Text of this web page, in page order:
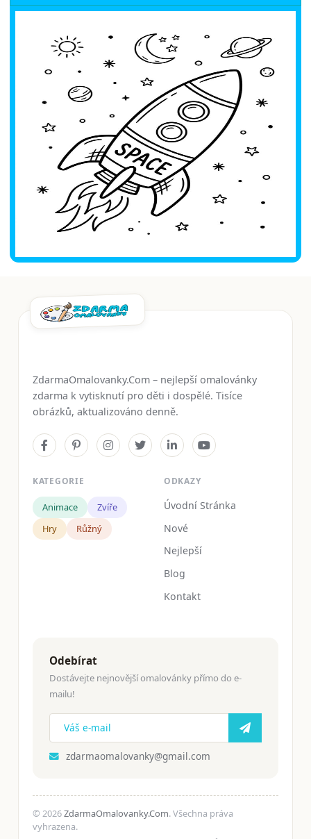
ZdarmaOmalovanky.Com – nejlepší omalovánky
zdarma k vytisknutí pro děti i dospělé. Tisíce
obrázků, aktualizováno denně.
KATEGORIE
Animace
Zvíře
Hry
Růžný
ODKAZY
Úvodní Stránka
Nové
Nejlepší
Blog
Kontakt
Odebírat
Dostávejte nejnovější omalovánky přímo do e-
mailu!
zdarmaomalovanky@gmail.com
© 2026ZdarmaOmalovanky.Com. Všechna práva
vyhrazena.